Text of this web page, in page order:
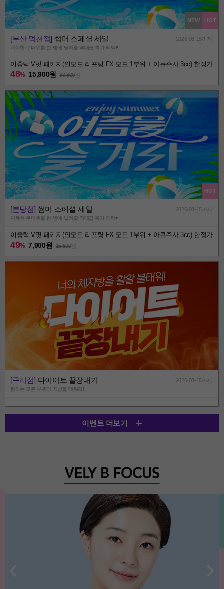
NEW HOT
[부산 덕천점] 썸머 스페셜 세일 2026-08-15까지
지독한 무더위를 한 방에 날려줄 역대급 특가 혜택♥️
이중턱 V핏 패키지(인모드 리프팅 FX 모드 1부위 + 아큐주사 3cc) 한정가
48% 15,900원 30,800원
HOT
[분당점] 썸머 스페셜 세일 2026-08-15까지
지독한 무더위를 한 방에 날려줄 역대급 특가 혜택♥️
이중턱 V핏 패키지(인모드 리프팅 FX 모드 1부위 + 아큐주사 3cc) 한정가
49% 7,900원 15,500원
[구리점] 다이어트 끝장내기 2026-08-15까지
원하는 모든 부위의 지방을 태워라!
이벤트 더보기